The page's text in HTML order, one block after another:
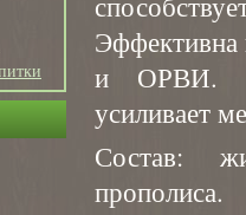
Эффективна
и ОРВИ.
усиливает
Состав:
прополиса.